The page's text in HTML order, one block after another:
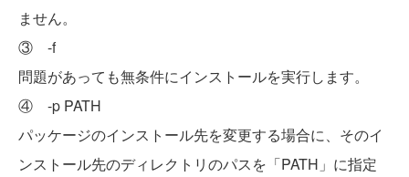
ません。
③ -f
問題があっても無条件にインストールを実行します。
④ -p PATH
パッケージのインストール先を変更する場合に、そのイ
ンストール先のディレクトリのパスを「PATH」に指定